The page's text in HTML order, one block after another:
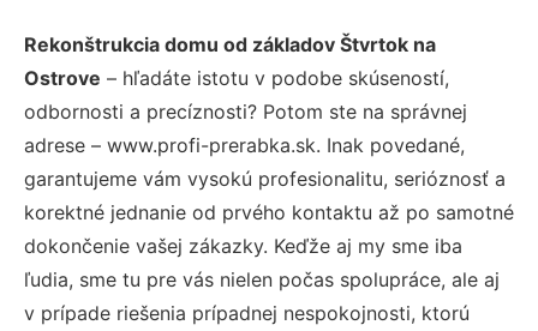
Rekonštrukcia domu od základov Štvrtok na
Ostrove – hľadáte istotu v podobe skúseností,
odbornosti a precíznosti? Potom ste na správnej
adrese – www.profi-prerabka.sk. Inak povedané,
garantujeme vám vysokú profesionalitu, serióznosť a
korektné jednanie od prvého kontaktu až po samotné
dokončenie vašej zákazky. Keďže aj my sme iba
ľudia, sme tu pre vás nielen počas spolupráce, ale aj
v prípade riešenia prípadnej nespokojnosti, ktorú